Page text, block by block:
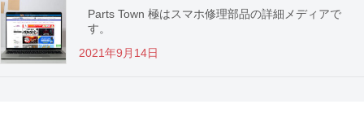
Parts Town 極はスマホ修理部品の詳細メディアで
す。
2021年9月14日